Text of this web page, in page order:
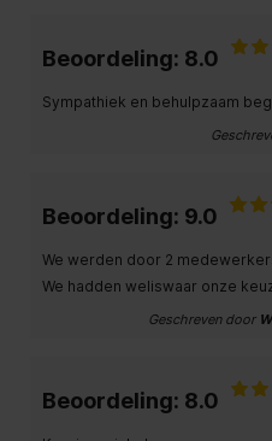
Beoordeling: 8.0
Sympathiek en behulpzaam
Beoordeling: 9.0
We werden door 2
We hadden weliswaar onze
Geschreven door
Beoordeling: 8.0